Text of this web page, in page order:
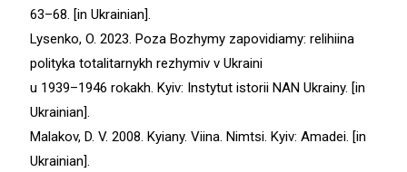
63–68. [in Ukrainian].
Lysenko, O. 2023. Poza Bozhymy zapovidiamy: relihiina
polityka totalitarnykh rezhymiv v Ukraini
u 1939–1946 rokakh. Kyiv: Instytut istorii NAN Ukrainy. [in
Ukrainian].
Malakov, D. V. 2008. Kyiany. Viina. Nimtsi. Kyiv: Amadei. [in
Ukrainian].